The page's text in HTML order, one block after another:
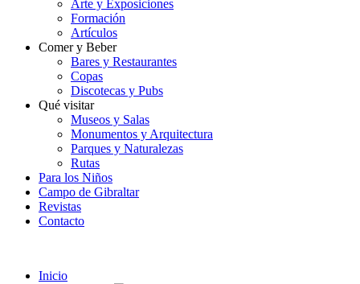
Arte y Exposiciones
Formación
Artículos
Comer y Beber
Bares y Restaurantes
Copas
Discotecas y Pubs
Qué visitar
Museos y Salas
Monumentos y Arquitectura
Parques y Naturalezas
Rutas
Para los Niños
Campo de Gibraltar
Revistas
Contacto
Inicio